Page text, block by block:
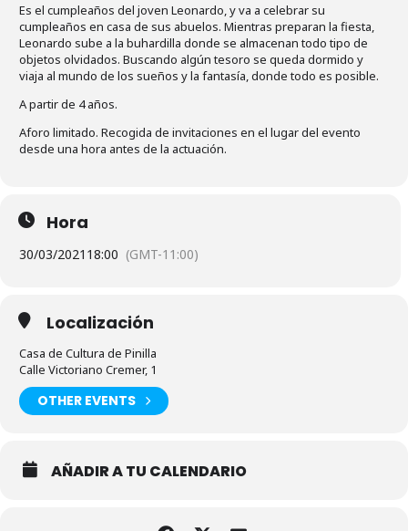
Es el cumpleaños del joven Leonardo, y va a celebrar su
cumpleaños en casa de sus abuelos. Mientras preparan la fiesta,
Leonardo sube a la buhardilla donde se almacenan todo tipo de
objetos olvidados. Buscando algún tesoro se queda dormido y
viaja al mundo de los sueños y la fantasía, donde todo es posible.
A partir de 4 años.
Aforo limitado. Recogida de invitaciones en el lugar del evento
desde una hora antes de la actuación.
Hora
30/03/2021 18:00 (GMT-11:00)
Localización
Casa de Cultura de Pinilla
Calle Victoriano Cremer, 1
OTHER EVENTS
AÑADIR A TU CALENDARIO